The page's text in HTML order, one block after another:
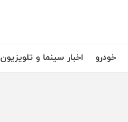
خودرو اخبار سینما و تلویزیون